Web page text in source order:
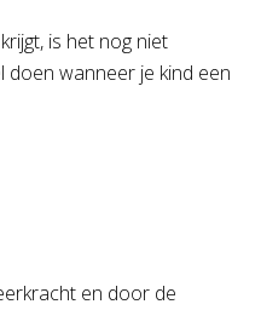
is het nog niet
wanneer je kind een
en door de